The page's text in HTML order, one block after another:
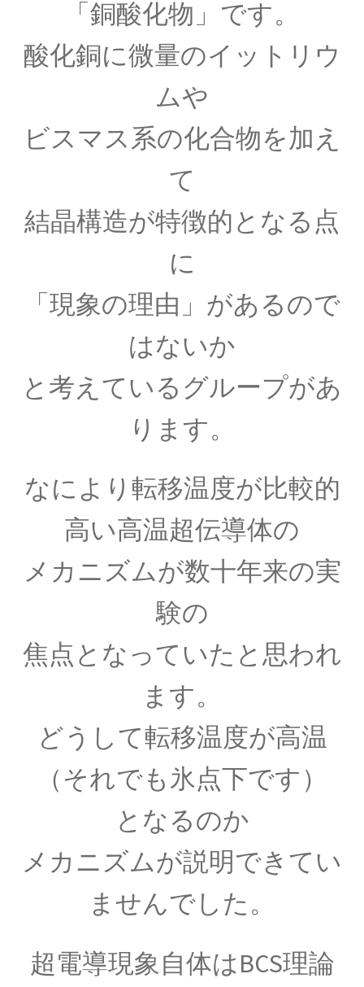
サイト立ち上げましたという昔の記事
【サイト運営方針再確認】
シャルル・ド・クーロン
【「ねじり天秤」での実験で微細な力を考察】
【産業革命時に蒸気機関を改良しフライフォイ
ールを発明】
ジャック・C・シャルル
【温度と体積の関係を定式化｜水素の気球で有
人飛行】
【特に天文学で有名です】
ジョゼフ・ブラック
【Joseph Black_1728年4月16日 – 1799年12月6
日】
【宇宙の無限を説き異端審問を受けた殉職者】
ジョン・A・フレミング
【マクスウェルの弟子は真空管を発明しまし
た】
「銅酸化物」です。
酸化銅に微量のイットリウ
ムや
ビスマス系の化合物を加え
て
結晶構造が特徴的となる点
に
「現象の理由」があるので
はないか
と考えているグループがあ
ります。
なにより転移温度が比較的
高い高温超伝導体の
メカニズムが数十年来の実
験の
焦点となっていたと思われ
ます。
どうして転移温度が高温
（それでも氷点下です）
となるのか
メカニズムが説明できてい
ませんでした。
超電導現象自体はBCS理論